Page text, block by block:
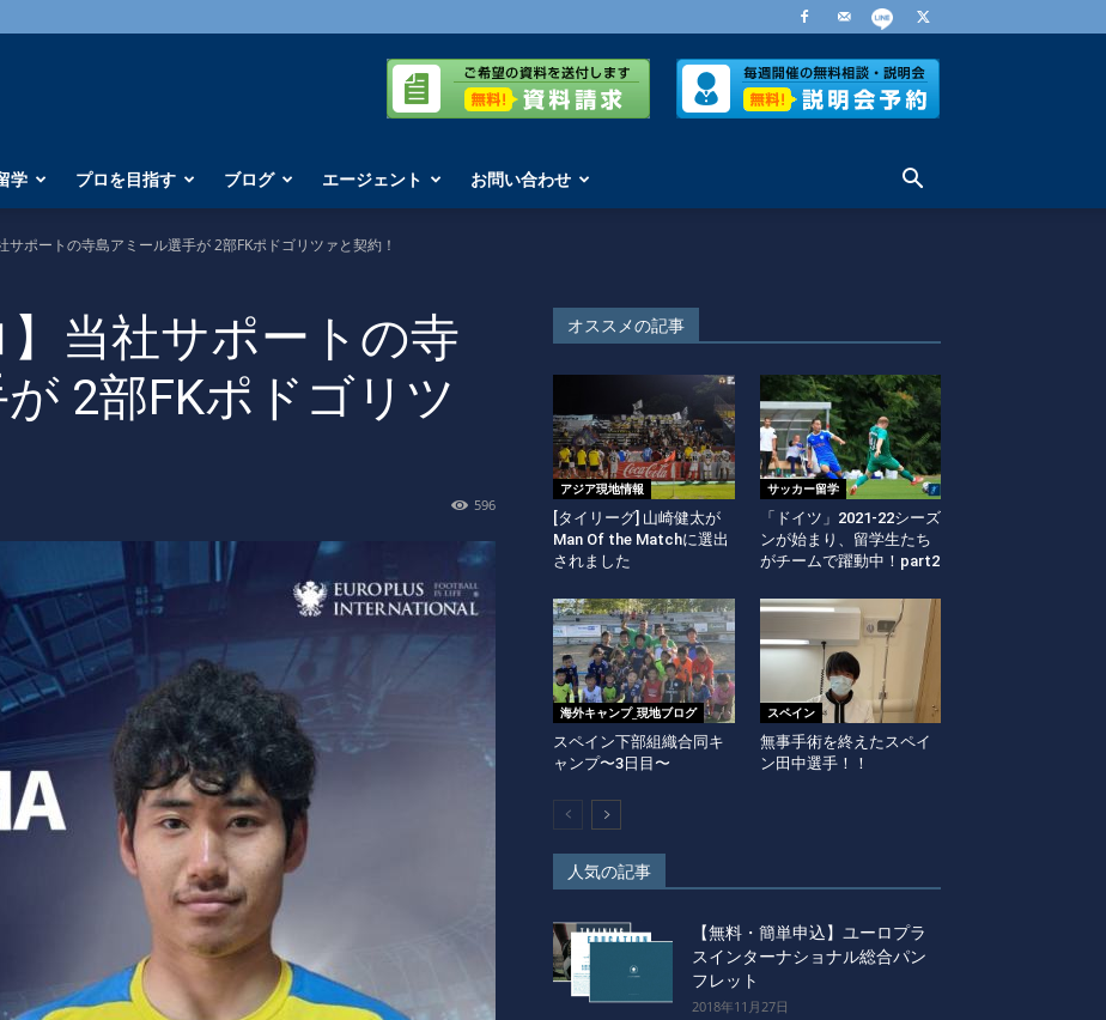
学 プロを目指す ブログ エージェント お問い合わせ
サポートの寺島アミール選手が 2部FKポドゴリツァと契約！
】当社サポートの寺
2部FKポドゴリツ
596
オススメの記事
アジア現地情報
[タイリーグ] 山崎健太が
Man Of the Matchに選出
されました
サッカー留学
「ドイツ」2021-22シーズ
ンが始まり、留学生たち
がチームで躍動中！part2
海外キャンプ_現地ブログ
スペイン下部組織合同キ
ャンプ〜3日目〜
スペイン
無事手術を終えたスペイ
ン田中選手！！
人気の記事
【無料・簡単申込】ユーロプラ
スインターナショナル総合パン
フレット
2018年11月27日